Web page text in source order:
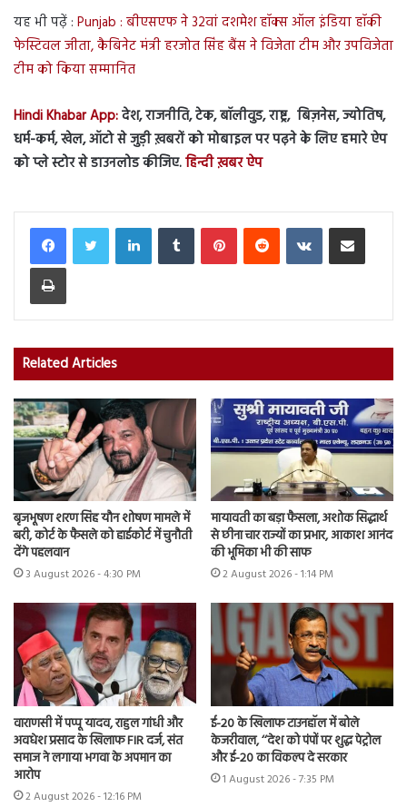
यह भी पढ़ें : Punjab : बीएसएफ ने 32वां दशमेश हॉक्स ऑल इंडिया हॉकी
फेस्टिवल जीता, कैबिनेट मंत्री हरजोत सिंह बैंस ने विजेता टीम और उपविजेता
टीम को किया सम्मानित
Hindi Khabar App:देश, राजनीति, टेक, बॉलीवुड, राष्ट्र, बिज़नेस, ज्योतिष,
धर्म-कर्म, खेल, ऑटो से जुड़ी ख़बरों को मोबाइल पर पढ़ने के लिए हमारे ऐप
को प्ले स्टोर से डाउनलोड कीजिए.हिन्दी ख़बर ऐप
LinkedInTumblr PinterestReddit VKontakteShare via Email
Print
Related Articles
बृजभूषण शरण सिंह यौन शोषण मामले में
बरी, कोर्ट के फैसले को हाईकोर्ट में चुनौती
देंगे पहलवान
3 August 2026 - 4:30 PM
मायावती का बड़ा फैसला, अशोक सिद्धार्थ
से छीना चार राज्यों का प्रभार, आकाश आनंद
की भूमिका भी की साफ
2 August 2026 - 1:14 PM
वाराणसी में पप्पू यादव, राहुल गांधी और
अवधेश प्रसाद के खिलाफ FIR दर्ज, संत
समाज ने लगाया भगवा के अपमान का
आरोप
2 August 2026 - 12:16 PM
ई-20 के खिलाफ टाउनहॉल में बोले
केजरीवाल, ‘‘देश को पंपों पर शुद्ध पेट्रोल
और ई-20 का विकल्प दे सरकार
1 August 2026 - 7:35 PM